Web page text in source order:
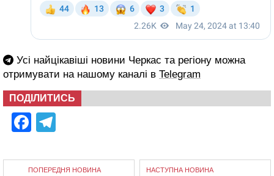
Усі найцікавіші новини Черкас та регіону можна
отримувати на нашому каналі в Telegram
ПОДІЛИТИСЬ
Facebook
ПОПЕРЕДНЯ НОВИНА НАСТУПНА НОВИНА